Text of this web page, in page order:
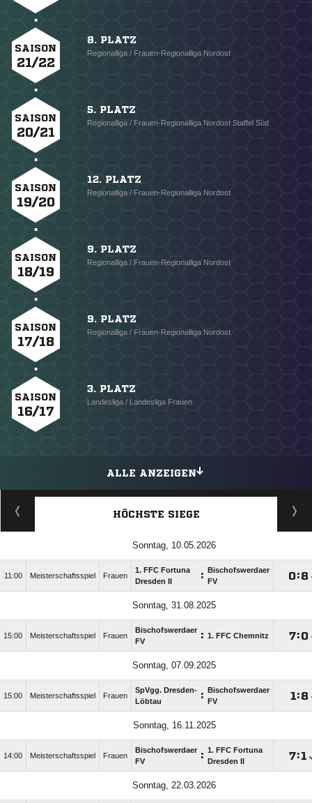
SAISON
21/22
8. PLATZ
Regionalliga / Frauen-Regionalliga Nordost
SAISON
20/21
5. PLATZ
Regionalliga / Frauen-Regionalliga Nordost Staffel Süd
SAISON
19/20
12. PLATZ
Regionalliga / Frauen-Regionalliga Nordost
SAISON
18/19
9. PLATZ
Regionalliga / Frauen-Regionalliga Nordost
SAISON
17/18
9. PLATZ
Regionalliga / Frauen-Regionalliga Nordost
SAISON
16/17
3. PLATZ
Landesliga / Landesliga Frauen
ALLE ANZEIGEN
HÖCHSTE SIEGE
Sonntag, 10.05.2026
11:00 Meisterschaftsspiel Frauen
1. FFC Fortuna
Dresden II
:
Bischofswerdaer
FV
:
Sonntag, 31.08.2025
15:00 Meisterschaftsspiel Frauen
Bischofswerdaer
FV
: 1. FFC Chemnitz :
Sonntag, 07.09.2025
15:00 Meisterschaftsspiel Frauen
SpVgg. Dresden-
Löbtau
:
Bischofswerdaer
FV
:
Sonntag, 16.11.2025
14:00 Meisterschaftsspiel Frauen
Bischofswerdaer
FV
: 1. FFC Fortuna
Dresden II
:
Sonntag, 22.03.2026